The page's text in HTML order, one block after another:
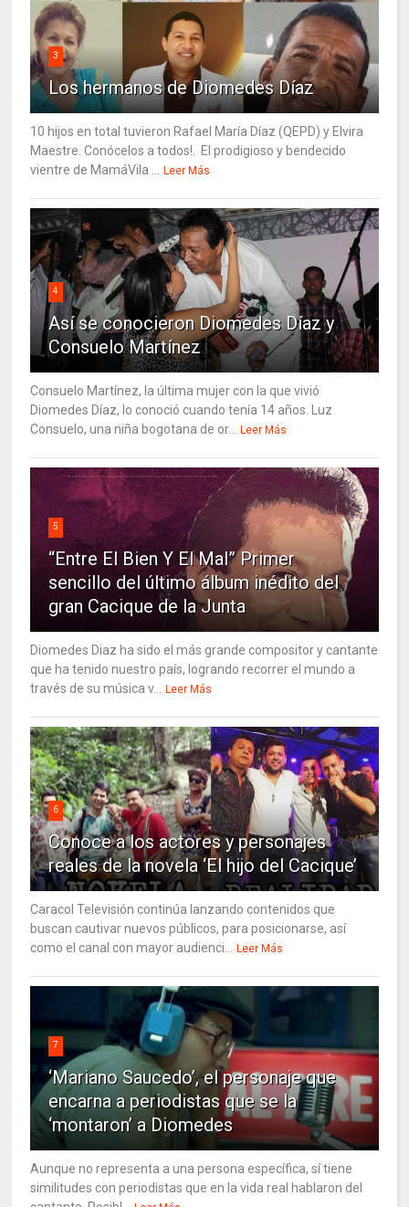
3
Los hermanos de Diomedes Díaz
10 hijos en total tuvieron Rafael María Díaz (QEPD) y Elvira
Maestre. Conócelos a todos!. El prodigioso y bendecido
vientre de MamáVila ...
Leer Más
4
Así se conocieron Diomedes Díaz y
Consuelo Martínez
Consuelo Martínez, la última mujer con la que vivió
Diomedes Díaz, lo conoció cuando tenía 14 años. Luz
Consuelo, una niña bogotana de or...
Leer Más
5
“Entre El Bien Y El Mal” Primer
sencillo del último álbum inédito del
gran Cacique de la Junta
Diomedes Diaz ha sido el más grande compositor y cantante
que ha tenido nuestro país, logrando recorrer el mundo a
través de su música v...
Leer Más
6
Conoce a los actores y personajes
reales de la novela ‘El hijo del Cacique’
Caracol Televisión continúa lanzando contenidos que
buscan cautivar nuevos públicos, para posicionarse, así
como el canal con mayor audienci...
Leer Más
7
‘Mariano Saucedo’, el personaje que
encarna a periodistas que se la
‘montaron’ a Diomedes
Aunque no representa a una persona específica, sí tiene
similitudes con periodistas que en la vida real hablaron del